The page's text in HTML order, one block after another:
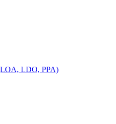
LDO, PPA)